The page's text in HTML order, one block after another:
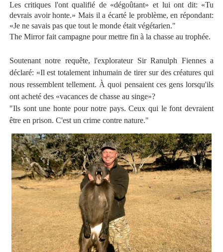
Les critiques l'ont qualifié de «dégoûtant» et lui ont dit: «Tu
devrais avoir honte.» Mais il a écarté le problème, en répondant:
«Je ne savais pas que tout le monde était végétarien."
The Mirror fait campagne pour mettre fin à la chasse au trophée.
Soutenant notre requête, l'explorateur Sir Ranulph Fiennes a
déclaré: «Il est totalement inhumain de tirer sur des créatures qui
nous ressemblent tellement. À quoi pensaient ces gens lorsqu'ils
ont acheté des «vacances de chasse au singe»?
"Ils sont une honte pour notre pays. Ceux qui le font devraient
être en prison. C'est un crime contre nature."